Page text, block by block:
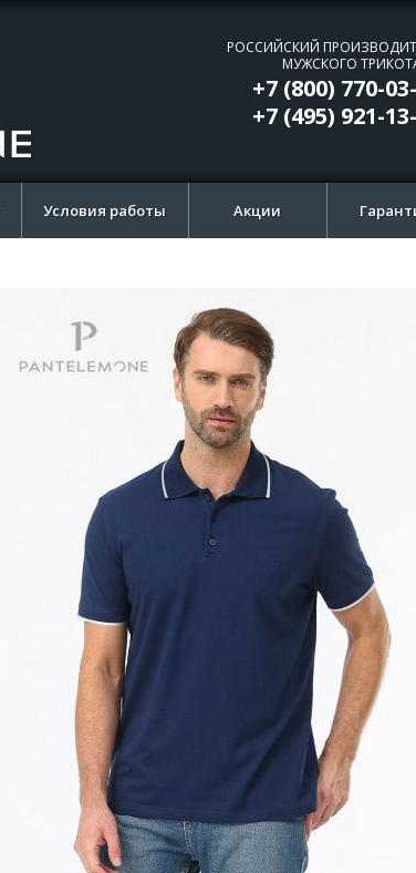
РОССИЙСКИЙ
МУЖСКОГО
+7 (800) 770-
+7 (495) 921-
Условия работы Акции
галереи
изображений
галереи
изображений